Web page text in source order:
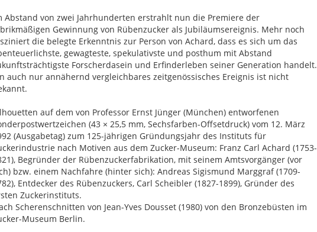
Abstand von zwei Jahrhunderten erstrahlt nun die Premiere der
Gewinnung von Rübenzucker als Jubiläumsereignis. Mehr noch
die belegte Erkenntnis zur Person von Achard, dass es sich um das
gewagteste, spekulativste und posthum mit Abstand
Forscherdasein und Erfinderleben seiner Generation handelt.
auch nur annähernd vergleichbares zeitgenössisches Ereignis ist nicht
auf dem von Professor Ernst Jünger (München) entworfenen
(43 × 25,5 mm, Sechsfarben-Offsetdruck) vom 12. März
(Ausgabetag) zum 125-jährigen Gründungsjahr des Instituts für
nach Motiven aus dem Zucker-Museum: Franz Carl Achard (1753-
Begründer der Rübenzuckerfabrikation, mit seinem Amtsvorgänger (vor
bzw. einem Nachfahre (hinter sich): Andreas Sigismund Marggraf (1709-
Entdecker des Rübenzuckers, Carl Scheibler (1827-1899), Gründer des
Zuckerinstituts.
Scherenschnitten von Jean-Yves Dousset (1980) von den Bronzebüsten im
Museum Berlin.